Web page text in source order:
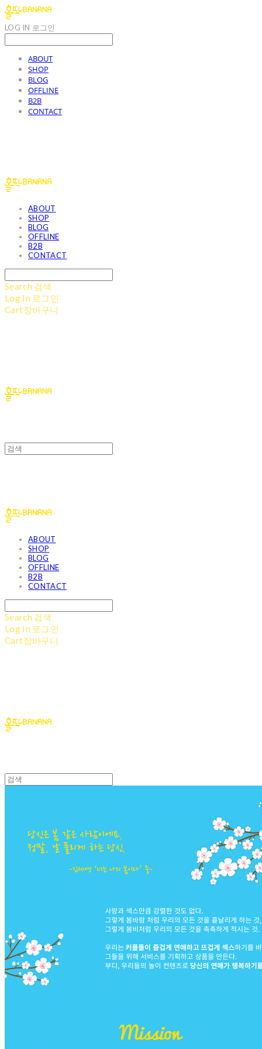
LOG IN 로그인
ABOUT
SHOP
BLOG
OFFLINE
B2B
CONTACT
ABOUT
SHOP
BLOG
OFFLINE
B2B
CONTACT
Search 검색
Log In 로그인
Cart장바구니
ABOUT
SHOP
BLOG
OFFLINE
B2B
CONTACT
Search 검색
Log In 로그인
Cart장바구니